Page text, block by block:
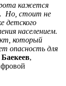
кажется
Но, стоит не
детского
населением.
который
опасность для
,